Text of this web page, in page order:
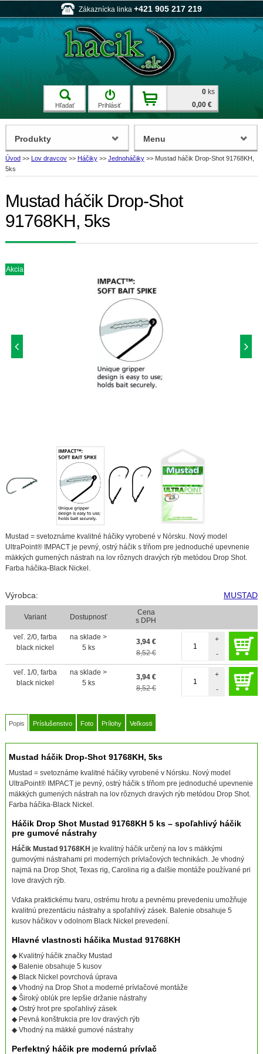
Zákaznícka linka +421 905 217 219
Hľadať Prihlásiť
0 ks
0,00 €
Úvod >> Lov dravcov >> Háčiky >> Jednoháčiky >> Mustad háčik Drop-Shot 91768KH,
5ks
Mustad háčik Drop-Shot
91768KH, 5ks
Akcia
Mustad = svetoznáme kvalitné háčiky vyrobené v Nórsku. Nový model
UltraPoint® IMPACT je pevný, ostrý háčik s tŕňom pre jednoduché upevnenie
mäkkých gumených nástrah na lov rôznych dravých rýb metódou Drop Shot.
Farba háčika-Black Nickel.
Výrobca: MUSTAD
Variant Dostupnosť
Cena
s DPH
veľ. 2/0, farba
black nickel
na sklade >
5 ks
3,94 €
8,52 €
-
+
veľ. 1/0, farba
black nickel
na sklade >
5 ks
3,94 €
8,52 €
-
+
Popis Príslušenstvo Foto Prílohy Veľkosti
Mustad háčik Drop-Shot 91768KH, 5ks
Mustad = svetoznáme kvalitné háčiky vyrobené v Nórsku. Nový model
UltraPoint® IMPACT je pevný, ostrý háčik s tŕňom pre jednoduché upevnenie
mäkkých gumených nástrah na lov rôznych dravých rýb metódou Drop Shot.
Farba háčika-Black Nickel.
Háčik Drop Shot Mustad 91768KH 5 ks – spoľahlivý háčik
pre gumové nástrahy
Háčik Mustad 91768KH je kvalitný háčik určený na lov s mäkkými
gumovými nástrahami pri moderných prívlačových technikách. Je vhodný
najmä na Drop Shot, Texas rig, Carolina rig a ďalšie montáže používané pri
love dravých rýb.
Vďaka praktickému tvaru, ostrému hrotu a pevnému prevedeniu umožňuje
kvalitnú prezentáciu nástrahy a spoľahlivý zásek. Balenie obsahuje 5
kusov háčikov v odolnom Black Nickel prevedení.
Hlavné vlastnosti háčika Mustad 91768KH
◆ Kvalitný háčik značky Mustad
◆ Balenie obsahuje 5 kusov
◆ Black Nickel povrchová úprava
◆ Vhodný na Drop Shot a moderné prívlačové montáže
◆ Široký oblúk pre lepšie držanie nástrahy
◆ Ostrý hrot pre spoľahlivý zásek
◆ Pevná konštrukcia pre lov dravých rýb
◆ Vhodný na mäkké gumové nástrahy
Perfektný háčik pre modernú prívlač
Produkty Menu